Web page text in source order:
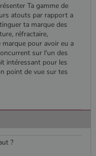
Ta gamme de
atouts par rapport a
ta marque des
réfractaire,
marque pour avoir eu a
sur l'un des
intéressant pour les
point de vue sur tes
?